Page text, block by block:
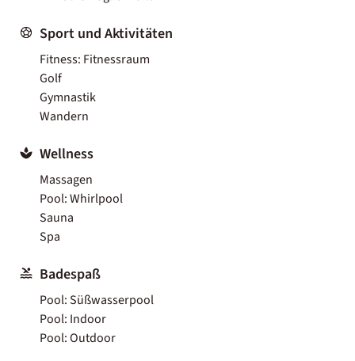
Sport und Aktivitäten
Fitness: Fitnessraum
Golf
Gymnastik
Wandern
Wellness
Massagen
Pool: Whirlpool
Sauna
Spa
Badespaß
Pool: Süßwasserpool
Pool: Indoor
Pool: Outdoor